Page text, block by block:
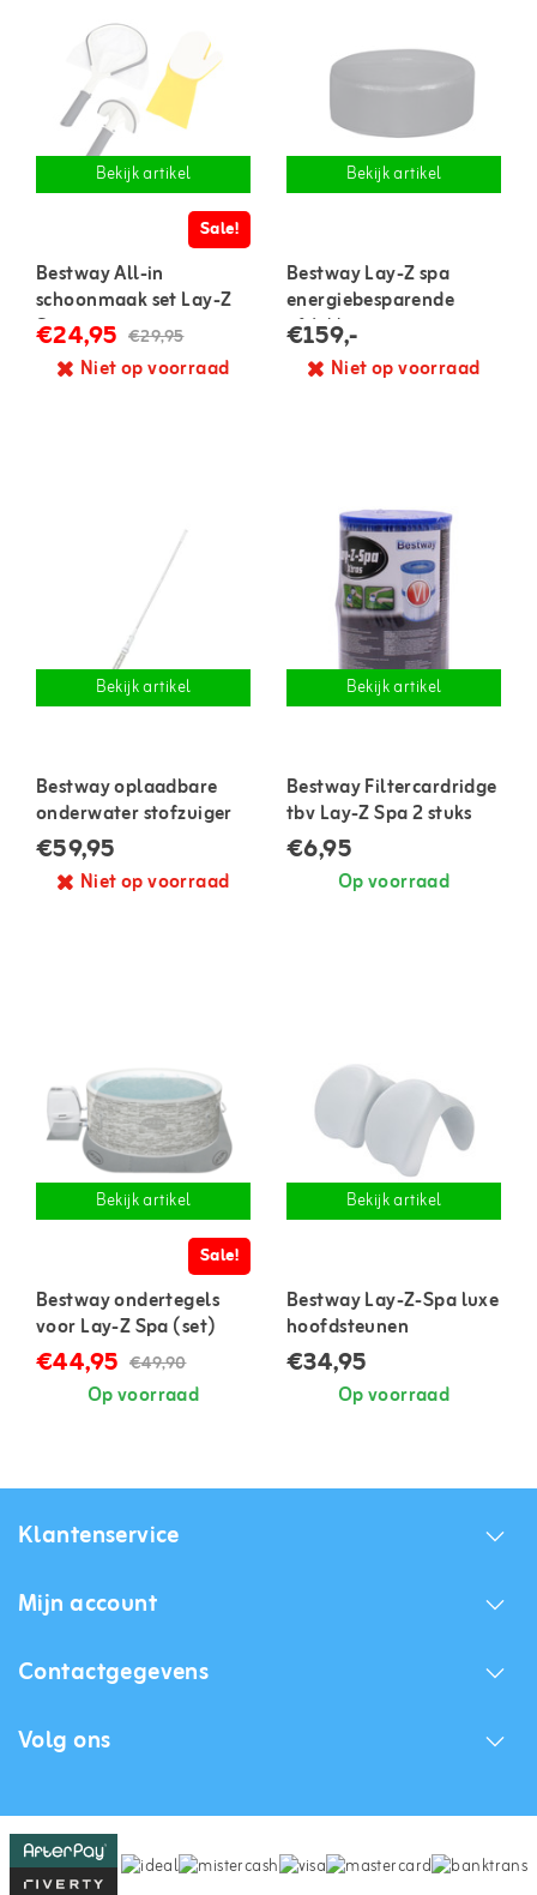
Bekijk artikel
Sale!
Bestway All-in
schoonmaak set Lay-Z
Spa
€24,95 €29,95
Niet op voorraad
Bekijk artikel
Bestway Lay-Z spa
energiebesparende
afdekhoes
€159,-
Niet op voorraad
Bekijk artikel
Bestway oplaadbare
onderwater stofzuiger
€59,95
Niet op voorraad
Bekijk artikel
Bestway Filtercardridge
tbv Lay-Z Spa 2 stuks
€6,95
Op voorraad
Bekijk artikel
Sale!
Bestway ondertegels
voor Lay-Z Spa (set)
€44,95 €49,90
Op voorraad
Bekijk artikel
Bestway Lay-Z-Spa luxe
hoofdsteunen
€34,95
Op voorraad
Klantenservice
Mijn account
Contactgegevens
Volg ons